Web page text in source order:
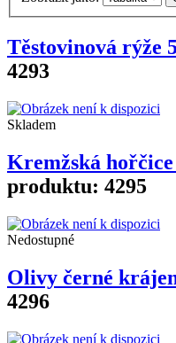
Těstovinová rýže
4293
Skladem
Kremžská
produktu: 4295
Nedostupné
Olivy černé
4296